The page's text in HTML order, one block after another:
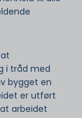
i tråd med
bygget en
er utført
arbeidet